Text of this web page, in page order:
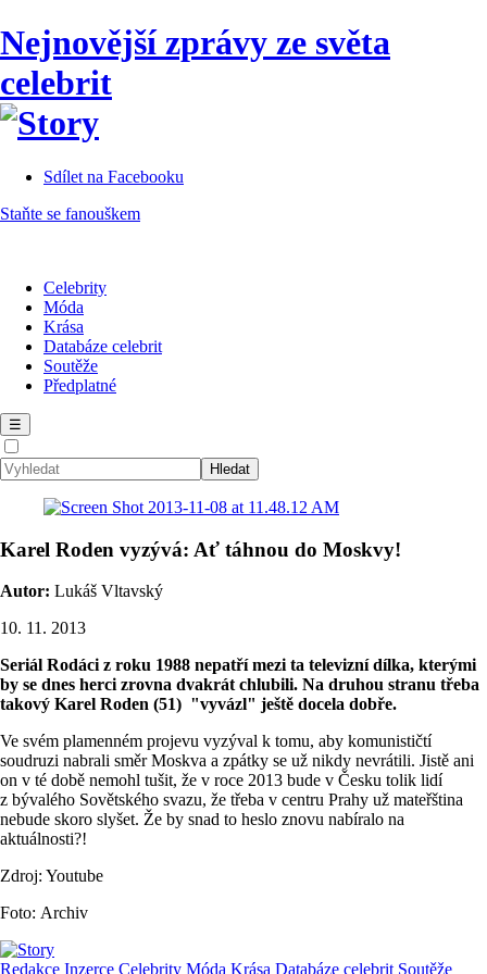
Nejnovější zprávy ze světa
celebrit
Sdílet na Facebooku
Staňte se fanouškem
Celebrity
Móda
Krása
Databáze celebrit
Soutěže
Předplatné
☰
Karel Roden vyzývá: Ať táhnou do Moskvy!
Autor: Lukáš Vltavský
10. 11. 2013
Seriál Rodáci z roku 1988 nepatří mezi ta televizní dílka, kterými
by se dnes herci zrovna dvakrát chlubili. Na druhou stranu třeba
takový Karel Roden (51) "vyvázl" ještě docela dobře.
Ve svém plamenném projevu vyzýval k tomu, aby komunističtí
soudruzi nabrali směr Moskva a zpátky se už nikdy nevrátili. Jistě ani
on v té době nemohl tušit, že v roce 2013 bude v Česku tolik lidí
z bývalého Sovětského svazu, že třeba v centru Prahy už mateřština
nebude skoro slyšet. Že by snad to heslo znovu nabíralo na
aktuálnosti?!
Zdroj: Youtube
Foto: Archiv
Redakce Inzerce Celebrity Móda Krása Databáze celebrit Soutěže